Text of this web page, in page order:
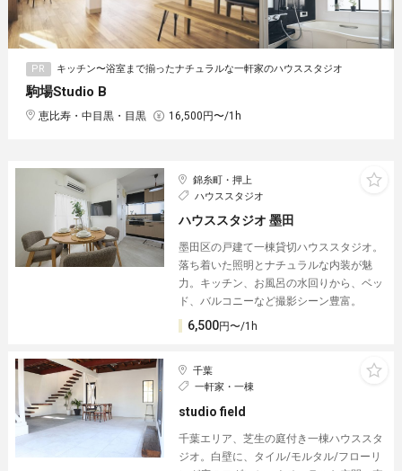
PR キッチン〜浴室まで揃ったナチュラルな一軒家のハウススタジオ
駒場Studio B
恵比寿・中目黒・目黒 16,500円〜/1h
錦糸町・押上
ハウススタジオ
ハウススタジオ 墨田
墨田区の戸建て一棟貸切ハウススタジオ。
落ち着いた照明とナチュラルな内装が魅
力。キッチン、お風呂の水回りから、ベッ
ド、バルコニーなど撮影シーン豊富。
6,500円〜/1h
千葉
一軒家・一棟
studio field
千葉エリア、芝生の庭付き一棟ハウススタ
ジオ。白壁に、タイル/モルタル/フローリ